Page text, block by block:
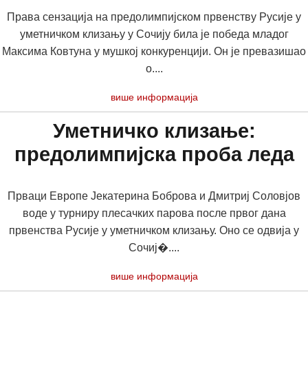
Права сензација на предолимпијском првенству Русије у
уметничком клизању у Сочију била је победа младог
Максима Ковтуна у мушкој конкуренцији. Он је превазишао
о....
више информација
Уметничко клизање:
предолимпијска проба леда
Прваци Европе Јекатерина Боброва и Дмитриј Соловјов
воде у турниру плесачких парова после првог дана
првенства Русије у уметничком клизању. Оно се одвија у
Сочиј�....
више информација